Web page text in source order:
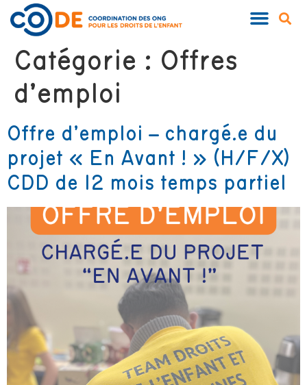
Catégorie : Offres
d’emploi
Offre d’emploi – chargé.e du
projet « En Avant ! » (H/F/X)
CDD de 12 mois temps partiel